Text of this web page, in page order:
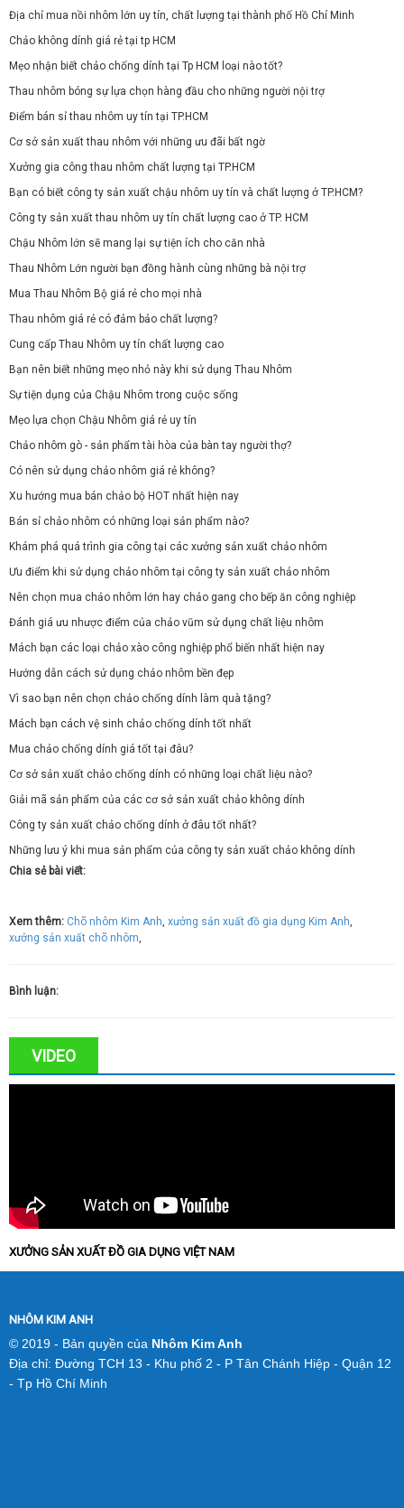
Địa chỉ mua nồi nhôm lớn uy tín, chất lượng tại thành phố Hồ Chí Minh
Chảo không dính giá rẻ tại tp HCM
Mẹo nhận biết chảo chống dính tại Tp HCM loại nào tốt?
Thau nhôm bóng sự lựa chọn hàng đầu cho những người nội trợ
Điểm bán sỉ thau nhôm uy tín tại TP.HCM
Cơ sở sản xuất thau nhôm với những ưu đãi bất ngờ
Xưởng gia công thau nhôm chất lượng tại TP.HCM
Bạn có biết công ty sản xuất chậu nhôm uy tín và chất lượng ở TP.HCM?
Công ty sản xuất thau nhôm uy tín chất lượng cao ở TP. HCM
Chậu Nhôm lớn sẽ mang lại sự tiện ích cho căn nhà
Thau Nhôm Lớn người bạn đồng hành cùng những bà nội trợ
Mua Thau Nhôm Bộ giá rẻ cho mọi nhà
Thau nhôm giá rẻ có đảm bảo chất lượng?
Cung cấp Thau Nhôm uy tín chất lượng cao
Bạn nên biết những mẹo nhỏ này khi sử dụng Thau Nhôm
Sự tiện dụng của Chậu Nhôm trong cuộc sống
Mẹo lựa chọn Chậu Nhôm giá rẻ uy tín
Chảo nhôm gò - sản phẩm tài hòa của bàn tay người thợ?
Có nên sử dụng chảo nhôm giá rẻ không?
Xu hướng mua bán chảo bộ HOT nhất hiện nay
Bán sỉ chảo nhôm có những loại sản phẩm nào?
Khám phá quá trình gia công tại các xưởng sản xuất chảo nhôm
Ưu điểm khi sử dụng chảo nhôm tại công ty sản xuất chảo nhôm
Nên chọn mua chảo nhôm lớn hay chảo gang cho bếp ăn công nghiệp
Đánh giá ưu nhược điểm của chảo vũm sử dụng chất liệu nhôm
Mách bạn các loại chảo xào công nghiệp phổ biến nhất hiện nay
Hướng dẫn cách sử dụng chảo nhôm bền đẹp
Vì sao bạn nên chọn chảo chống dính làm quà tặng?
Mách bạn cách vệ sinh chảo chống dính tốt nhất
Mua chảo chống dính giá tốt tại đâu?
Cơ sở sản xuất chảo chống dính có những loại chất liệu nào?
Giải mã sản phẩm của các cơ sở sản xuất chảo không dính
Công ty sản xuất chảo chống dính ở đâu tốt nhất?
Những lưu ý khi mua sản phẩm của công ty sản xuất chảo không dính
Chia sẻ bài viết:
Xem thêm: Chõ nhôm Kim Anh, xưởng sản xuất đồ gia dụng Kim Anh,
xưởng sản xuất chõ nhôm,
Bình luận:
VIDEO
XƯỞNG SẢN XUẤT ĐỒ GIA DỤNG VIỆT NAM
NHÔM KIM ANH
© 2019 - Bản quyền của Nhôm Kim Anh
Địa chỉ: Đường TCH 13 - Khu phố 2 - P Tân Chánh Hiệp - Quận 12
- Tp Hồ Chí Minh